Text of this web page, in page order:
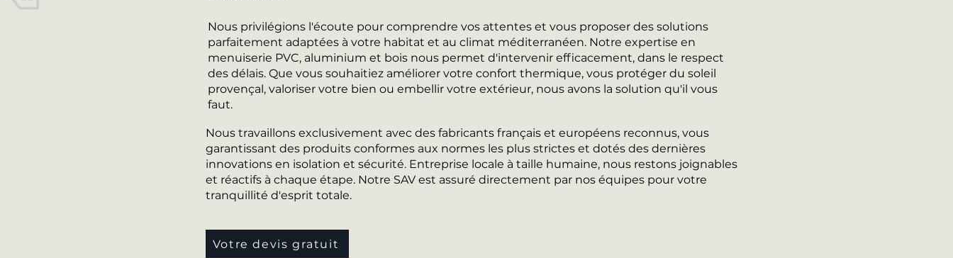
Nous privilégions l'écoute pour comprendre vos attentes et vous proposer des solutions
parfaitement adaptées à votre habitat et au climat méditerranéen. Notre expertise en
menuiserie PVC, aluminium et bois nous permet d'intervenir efficacement, dans le respect
des délais. Que vous souhaitiez améliorer votre confort thermique, vous protéger du soleil
provençal, valoriser votre bien ou embellir votre extérieur, nous avons la solution qu'il vous
faut.
Nous travaillons exclusivement avec des fabricants français et européens reconnus, vous
garantissant des produits conformes aux normes les plus strictes et dotés des dernières
innovations en isolation et sécurité. Entreprise locale à taille humaine, nous restons joignables
et réactifs à chaque étape. Notre SAV est assuré directement par nos équipes pour votre
tranquillité d'esprit totale.
Votre devis gratuit